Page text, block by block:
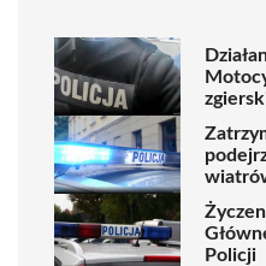
Policji